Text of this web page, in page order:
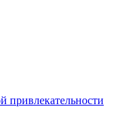
привлекательности